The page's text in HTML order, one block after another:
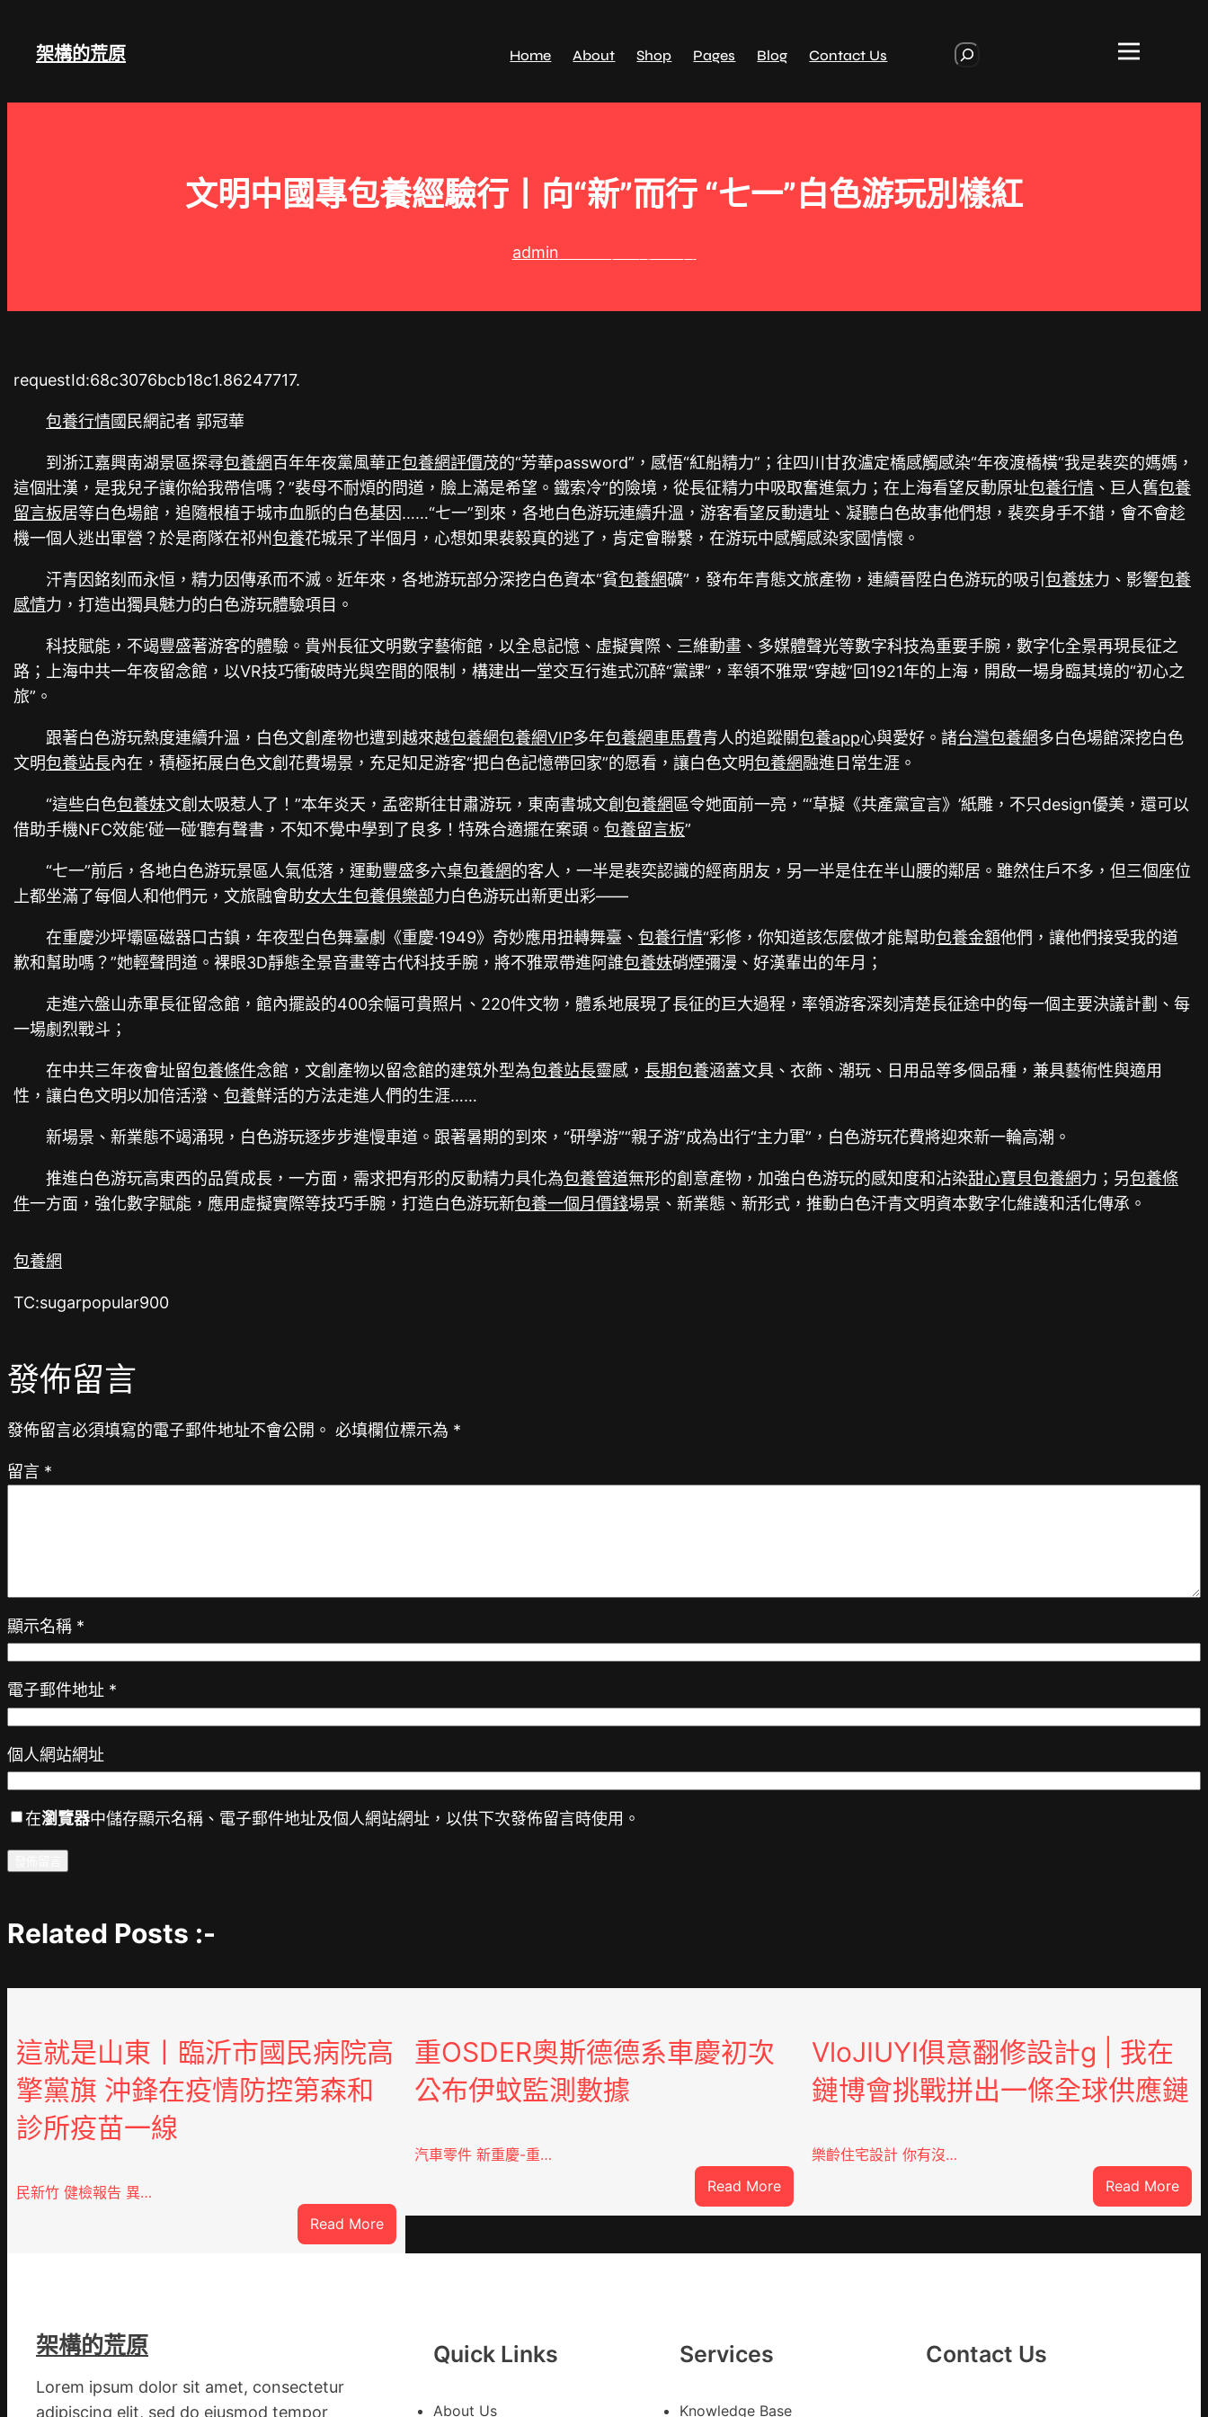
架構的荒原 Home About Shop Pages Blog Contact Us
r
文明中國專包養經驗行丨向“新”而行 “七一”白色游玩別樣紅
admin
requestId:68c3076bcb18c1.86247717.
包養行情國民網記者 郭冠華
到浙江嘉興南湖景區探尋包養網百年年夜黨風華正包養網評價茂的“芳華password”，感悟“紅船精力”；往四川甘孜瀘定橋感觸感染“年夜渡橋橫“我是裴奕的媽媽，
這個壯漢，是我兒子讓你給我帶信嗎？”裴母不耐煩的問道，臉上滿是希望。鐵索冷”的險境，從長征精力中吸取奮進氣力；在上海看望反動原址包養行情 、巨人舊包養
留言板居等白色場館，追隨根植于城市血脈的白色基因……“七一”到來，各地白色游玩連續升溫，游客看望反動遺址、凝聽白色故事他們想，裴奕身手不錯，會不會趁
機一個人逃出軍營？於是商隊在祁州包養花城呆了半個月，心想如果裴毅真的逃了，肯定會聯繫，在游玩中感觸感染家國情懷。
汗青因銘刻而永恒，精力因傳承而不滅。近年來，各地游玩部分深挖白色資本“貧包養網礦”，發布年青態文旅產物，連續晉陞白色游玩的吸引包養妹力、影響包養
感情力，打造出獨具魅力的白色游玩體驗項目。
科技賦能，不竭豐盛著游客的體驗。貴州長征文明數字藝術館，以全息記憶、虛擬實際、三維動畫、多媒體聲光等數字科技為重要手腕，數字化全景再現長征之
路；上海中共一年夜留念館，以VR技巧衝破時光與空間的限制，構建出一堂交互行進式沉醉“黨課”，率領不雅眾“穿越”回1921年的上海，開啟一場身臨其境的“初心之
旅”。
跟著白色游玩熱度連續升溫，白色文創產物也遭到越來越包養網包養網VIP多年包養網車馬費青人的追蹤關包養app心與愛好。諸台灣包養網多白色場館深挖白色
文明包養站長內在，積極拓展白色文創花費場景，充足知足游客“把白色記憶帶回家”的愿看，讓白色文明包養網融進日常生涯。
“這些白色包養妹文創太吸惹人了！”本年炎天，孟密斯往甘肅游玩，東南書城文創包養網區令她面前一亮，“‘草擬《共產黨宣言》’紙雕，不只design優美，還可以
借助手機NFC效能‘碰一碰’聽有聲書，不知不覺中學到了良多！特殊合適擺在案頭。包養留言板”
“七一”前后，各地白色游玩景區人氣低落，運動豐盛多六桌包養網的客人，一半是裴奕認識的經商朋友，另一半是住在半山腰的鄰居。雖然住戶不多，但三個座位
上都坐滿了每個人和他們元，文旅融會助女大生包養俱樂部力白色游玩出新更出彩——
在重慶沙坪壩區磁器口古鎮，年夜型白色舞臺劇《重慶·1949》奇妙應用扭轉舞臺、包養行情“彩修，你知道該怎麼做才能幫助包養金額他們，讓他們接受我的道
歉和幫助嗎？”她輕聲問道。裸眼3D靜態全景音畫等古代科技手腕，將不雅眾帶進阿誰包養妹硝煙彌漫、好漢輩出的年月；
走進六盤山赤軍長征留念館，館內擺設的400余幅可貴照片、220件文物，體系地展現了長征的巨大過程，率領游客深刻清楚長征途中的每一個主要決議計劃、每
一場劇烈戰斗；
在中共三年夜會址留包養條件念館，文創產物以留念館的建筑外型為包養站長靈感， 長期包養涵蓋文具、衣飾、潮玩、日用品等多個品種，兼具藝術性與適用
性，讓白色文明以加倍活潑、包養鮮活的方法走進人們的生涯……
新場景、新業態不竭涌現，白色游玩逐步步進慢車道。跟著暑期的到來，“研學游”“親子游”成為出行“主力軍”，白色游玩花費將迎來新一輪高潮。
推進白色游玩高東西的品質成長，一方面，需求把有形的反動精力具化為包養管道無形的創意產物，加強白色游玩的感知度和沾染甜心寶貝包養網力；另包養條
件一方面，強化數字賦能，應用虛擬實際等技巧手腕，打造白色游玩新包養一個月價錢場景、新業態、新形式，推動白色汗青文明資本數字化維護和活化傳承。
包養網
TC:sugarpopular900
發佈留言
發佈留言必須填寫的電子郵件地址不會公開。 必填欄位標示為 *
留言 *
顯示名稱 *
電子郵件地址 *
個人網站網址
在瀏覽器中儲存顯示名稱、電子郵件地址及個人網站網址，以供下次發佈留言時使用。
Related Posts :-
這就是山東丨臨沂市國民病院高
擎黨旗 沖鋒在疫情防控第森和
診所疫苗一線
民新竹 健檢報告 異…
Read More:
這
重OSDER奧斯德德系車慶初次
公布伊蚊監測數據
汽車零件 新重慶-重…
Read More:
重
奧
初
VloJIUYI俱意翻修設計g | 我在
鏈博會挑戰拼出一條全球供應鏈
樂齡住宅設計 你有沒…
Read More:
意
架構的荒原
Lorem ipsum dolor sit amet, consectetur
adipiscing elit, sed do eiusmod tempor
Quick Links
About Us
Services
Knowledge Base
Contact Us